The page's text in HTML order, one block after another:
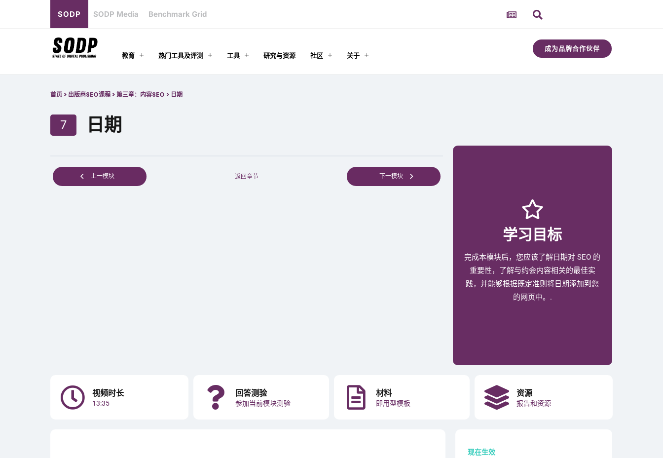
SODP SODP Media Benchmark Grid
教育 热门工具及评测 工具 研究与资源 社区 关于
成为品牌合作伙伴
首页 > 出版商SEO课程 >第三章：内容SEO > 日期
7 日期
上一模块 返回章节 下一模块
学习目标
完成本模块后，您应该了解日期对 SEO 的
重要性，了解与约会内容相关的最佳实
践，并能够根据既定准则将日期添加到您
的网页中。.
视频时长
13:35
回答测验
参加当前模块测验
材料
即用型模板
资源
报告和资源
现在生效